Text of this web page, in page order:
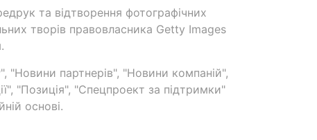
та відтворення фотографічних
творів правовласника Getty Images
"Новини партнерів", "Новини компаній",
"Позиція", "Спецпроект за підтримки"
основі.